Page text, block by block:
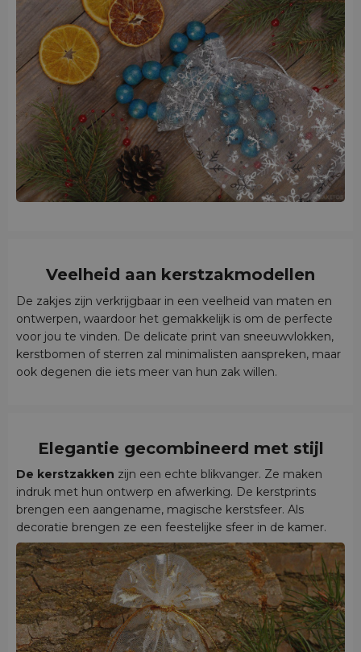
Veelheid aan kerstzakmodellen
De zakjes zijn verkrijgbaar in een veelheid van maten en
ontwerpen, waardoor het gemakkelijk is om de perfecte
voor jou te vinden. De delicate print van sneeuwvlokken,
kerstbomen of sterren zal minimalisten aanspreken, maar
ook degenen die iets meer van hun zak willen.
Elegantie gecombineerd met stijl
De kerstzakken zijn een echte blikvanger. Ze maken
indruk met hun ontwerp en afwerking. De kerstprints
brengen een aangename, magische kerstsfeer. Als
decoratie brengen ze een feestelijke sfeer in de kamer.